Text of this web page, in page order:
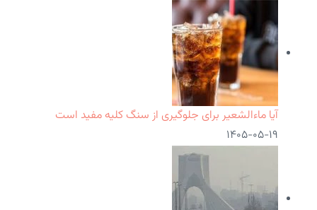
آیا ماءالشعیر برای جلوگیری از سنگ کلیه مفید است
۱۴۰۵-۰۵-۱۹